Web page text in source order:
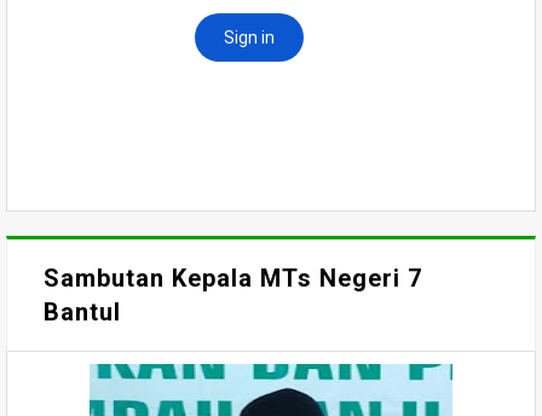
Sambutan Kepala MTs Negeri 7
Bantul